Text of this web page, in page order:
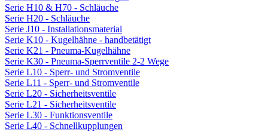
Serie H10 & H70 - Schläuche
Serie H20 - Schläuche
Serie J10 - Installationsmaterial
Serie K10 - Kugelhähne - handbetätigt
Serie K21 - Pneuma-Kugelhähne
Serie K30 - Pneuma-Sperrventile 2-2 Wege
Serie L10 - Sperr- und Stromventile
Serie L11 - Sperr- und Stromventile
Serie L20 - Sicherheitsventile
Serie L21 - Sicherheitsventile
Serie L30 - Funktionsventile
Serie L40 - Schnellkupplungen